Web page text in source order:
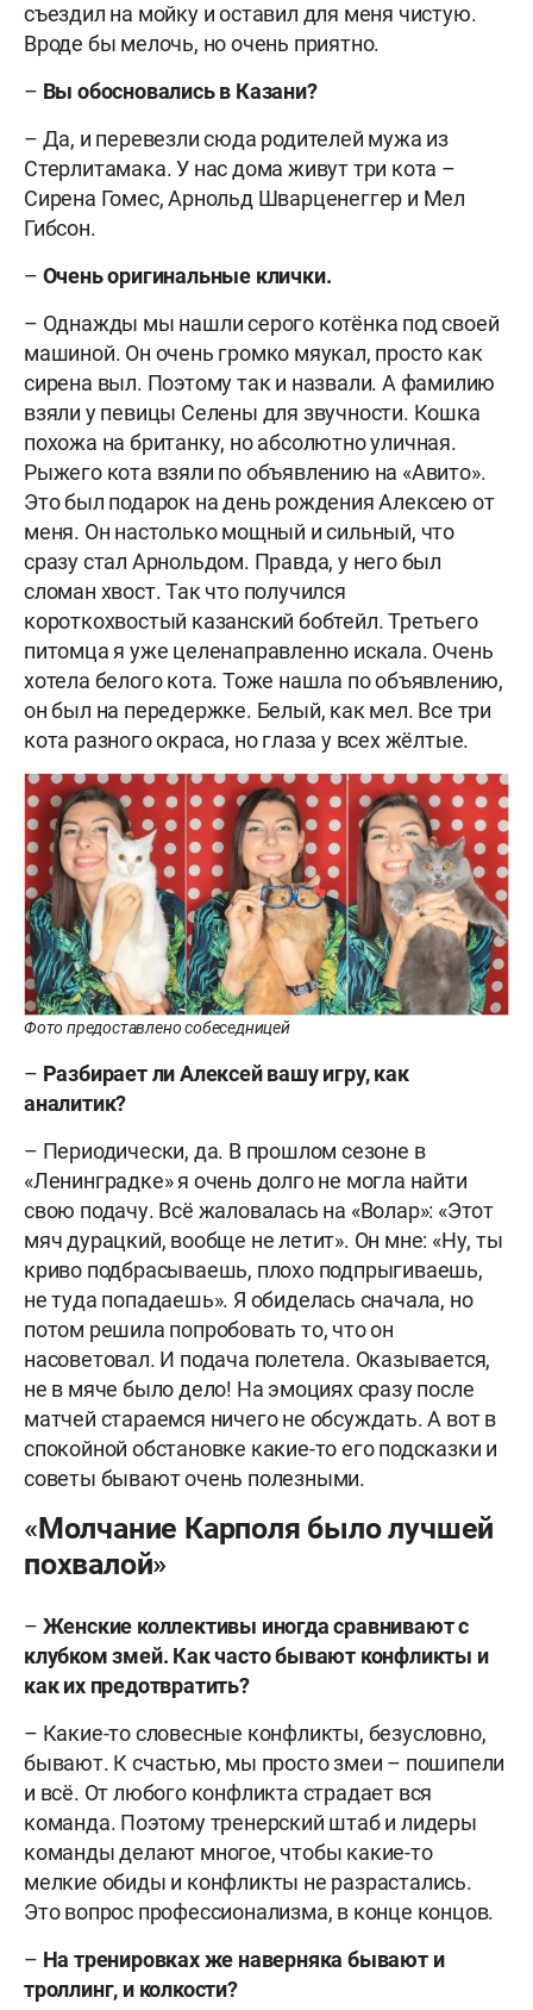
съездил на мойку и оставил для меня чистую.
Вроде бы мелочь, но очень приятно.
– Вы обосновались в Казани?
– Да, и перевезли сюда родителей мужа из
Стерлитамака. У нас дома живут три кота –
Сирена Гомес, Арнольд Шварценеггер и Мел
Гибсон.
– Очень оригинальные клички.
– Однажды мы нашли серого котёнка под своей
машиной. Он очень громко мяукал, просто как
сирена выл. Поэтому так и назвали. А фамилию
взяли у певицы Селены для звучности. Кошка
похожа на британку, но абсолютно уличная.
Рыжего кота взяли по объявлению на «Авито».
Это был подарок на день рождения Алексею от
меня. Он настолько мощный и сильный, что
сразу стал Арнольдом. Правда, у него был
сломан хвост. Так что получился
короткохвостый казанский бобтейл. Третьего
питомца я уже целенаправленно искала. Очень
хотела белого кота. Тоже нашла по объявлению,
он был на передержке. Белый, как мел. Все три
кота разного окраса, но глаза у всех жёлтые.
Фото предоставлено собеседницей
– Разбирает ли Алексей вашу игру, как
аналитик?
– Периодически, да. В прошлом сезоне в
«Ленинградке» я очень долго не могла найти
свою подачу. Всё жаловалась на «Волар»: «Этот
мяч дурацкий, вообще не летит». Он мне: «Ну, ты
криво подбрасываешь, плохо подпрыгиваешь,
не туда попадаешь». Я обиделась сначала, но
потом решила попробовать то, что он
насоветовал. И подача полетела. Оказывается,
не в мяче было дело! На эмоциях сразу после
матчей стараемся ничего не обсуждать. А вот в
спокойной обстановке какие-то его подсказки и
советы бывают очень полезными.
«Молчание Карполя было лучшей
похвалой»
– Женские коллективы иногда сравнивают с
клубком змей. Как часто бывают конфликты и
как их предотвратить?
– Какие-то словесные конфликты, безусловно,
бывают. К счастью, мы просто змеи – пошипели
и всё. От любого конфликта страдает вся
команда. Поэтому тренерский штаб и лидеры
команды делают многое, чтобы какие-то
мелкие обиды и конфликты не разрастались.
Это вопрос профессионализма, в конце концов.
– На тренировках же наверняка бывают и
троллинг, и колкости?